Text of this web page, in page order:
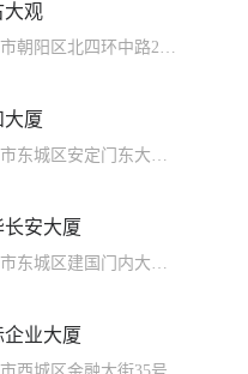
大观
北京市朝阳区北四环中路27号
大厦
北京市东城区安定门东大街28号
长安大厦
北京市东城区建国门内大街7号
企业大厦